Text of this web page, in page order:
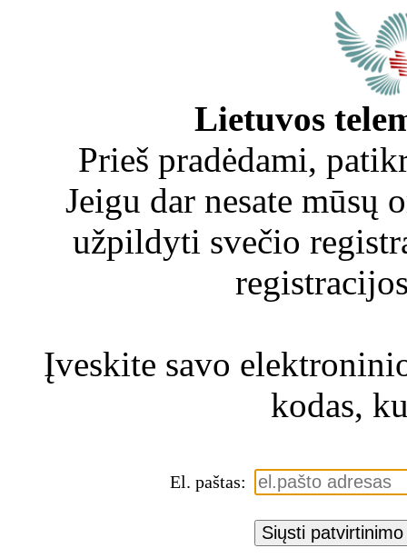
Lietuvos
Prieš pradėdami,
Jeigu dar nesate mūsų
užpildyti svečio
Įveskite savo
kodas,
El. paštas:
Siųsti